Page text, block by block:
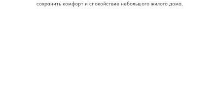
сохранить комфорт и спокойствие небольшого жилого дома.